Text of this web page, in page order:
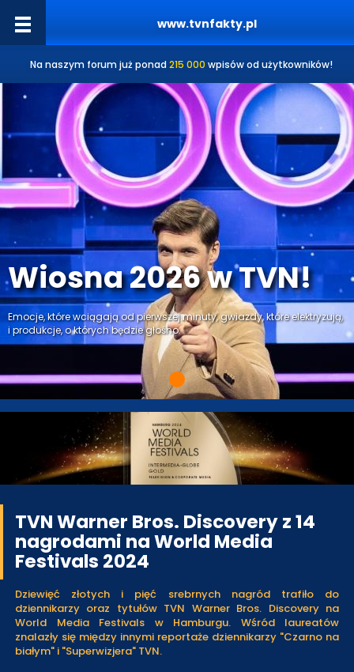
www.tvnfakty.pl
Na naszym forum już ponad 215 000 wpisów od użytkowników!
Wiosna 2026 w TVN!
Emocje, które wciągają od pierwszej minuty, gwiazdy, które elektryzują,
i produkcje, o których będzie głośno.
TVN Warner Bros. Discovery z 14
nagrodami na World Media
Festivals 2024
Dziewięć złotych i pięć srebrnych nagród trafiło do
dziennikarzy oraz tytułów TVN Warner Bros. Discovery na
World Media Festivals w Hamburgu. Wśród laureatów
znalazły się między innymi reportaże dziennikarzy "Czarno na
białym" i "Superwizjera" TVN.